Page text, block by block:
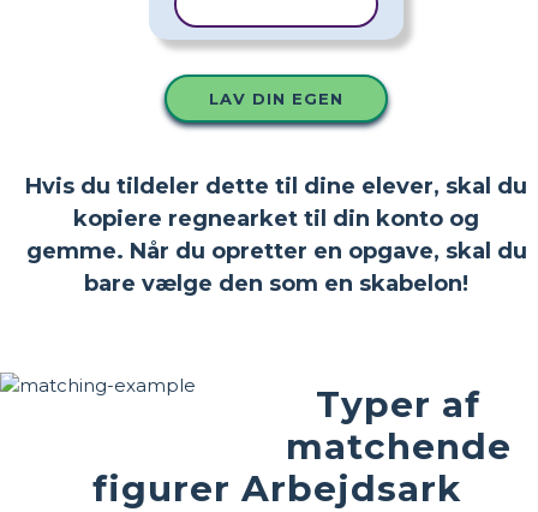
LAV DIN EGEN
Hvis du tildeler dette til dine elever, skal du
kopiere regnearket til din konto og
gemme. Når du opretter en opgave, skal du
bare vælge den som en skabelon!
Typer af
matchende
figurer Arbejdsark